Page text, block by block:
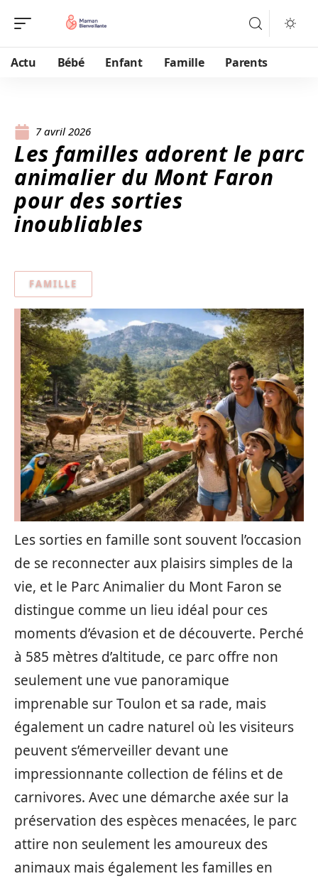
Actu Bébé Enfant Famille Parents
7 avril 2026
Les familles adorent le parc
animalier du Mont Faron
pour des sorties
inoubliables
FAMILLE
Les sorties en famille sont souvent l’occasion
de se reconnecter aux plaisirs simples de la
vie, et le Parc Animalier du Mont Faron se
distingue comme un lieu idéal pour ces
moments d’évasion et de découverte. Perché
à 585 mètres d’altitude, ce parc offre non
seulement une vue panoramique
imprenable sur Toulon et sa rade, mais
également un cadre naturel où les visiteurs
peuvent s’émerveiller devant une
impressionnante collection de félins et de
carnivores. Avec une démarche axée sur la
préservation des espèces menacées, le parc
attire non seulement les amoureux des
animaux mais également les familles en